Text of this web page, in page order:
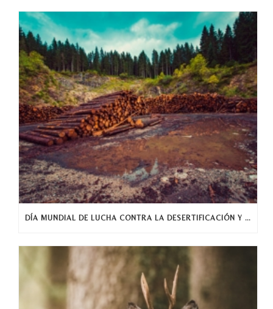
DÍA MUNDIAL DE LUCHA CONTRA LA DESERTIFICACIÓN Y LA SEQUÍA